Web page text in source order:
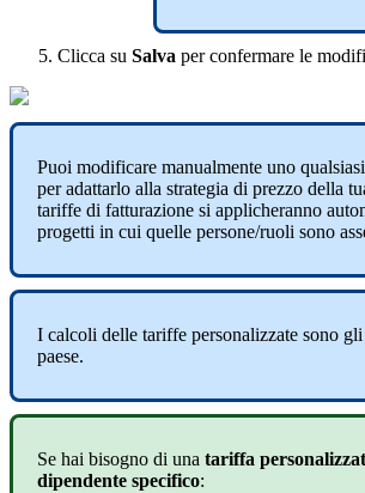
Clicca su Salva per confermare le
Puoi modificare manualmente uno qualsiasi
per adattarlo alla strategia di prezzo della
tariffe di fatturazione si applicheranno
progetti in cui quelle persone/ruoli sono
I calcoli delle tariffe personalizzate sono gli
paese.
Se hai bisogno di una tariffa
dipendente specifico: